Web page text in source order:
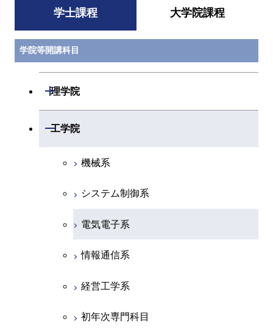
学士課程 大学院課程
学院等開講科目
理学院
開閉
物理学系
地球惑星科学系
初年次専門科目
創造プロセス科目
共通専門科目
工学院
開閉
機械系
システム制御系
電気電子系
情報通信系
経営工学系
初年次専門科目